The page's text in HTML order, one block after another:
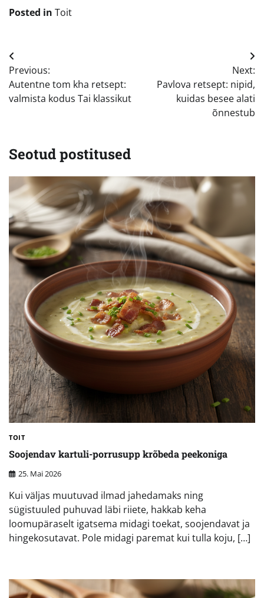
Posted in Toit
Navigeerimine
Previous:
Autentne tom kha retsept:
valmista kodus Tai klassikut
Next:
Pavlova retsept: nipid,
kuidas besee alati
õnnestub
Seotud postitused
TOIT
Soojendav kartuli-porrusupp krõbeda peekoniga
25. Mai 2026
Kui väljas muutuvad ilmad jahedamaks ning
sügistuuled puhuvad läbi riiete, hakkab keha
loomupäraselt igatsema midagi toekat, soojendavat ja
hingekosutavat. Pole midagi paremat kui tulla koju, […]